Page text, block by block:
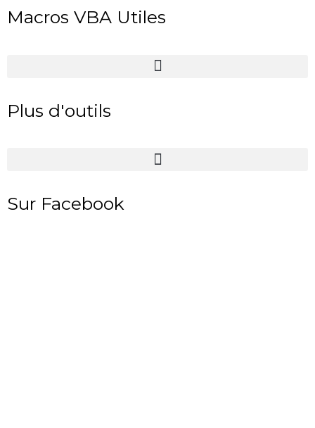
Macros VBA Utiles
Plus d'outils
Sur Facebook